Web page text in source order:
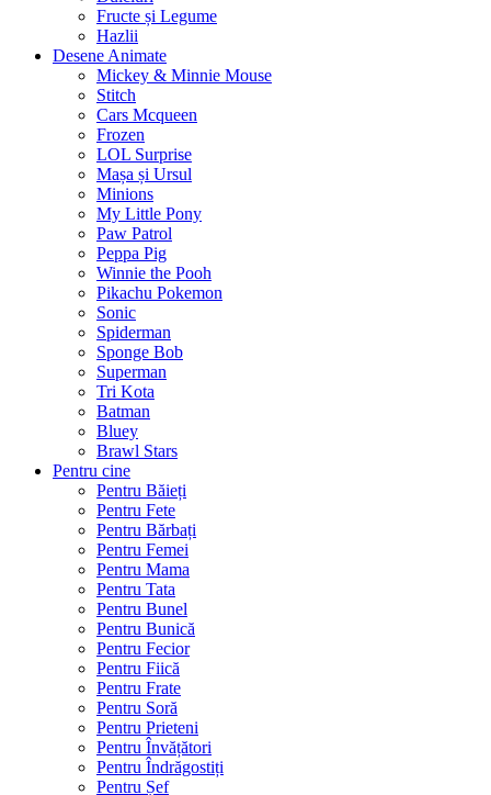
Fructe și Legume
Hazlii
Desene Animate
Mickey & Minnie Mouse
Stitch
Cars Mcqueen
Frozen
LOL Surprise
Mașa și Ursul
Minions
My Little Pony
Paw Patrol
Peppa Pig
Winnie the Pooh
Pikachu Pokemon
Sonic
Spiderman
Sponge Bob
Superman
Tri Kota
Batman
Bluey
Brawl Stars
Pentru cine
Pentru Băieți
Pentru Fete
Pentru Bărbați
Pentru Femei
Pentru Mama
Pentru Tata
Pentru Bunel
Pentru Bunică
Pentru Fecior
Pentru Fiică
Pentru Frate
Pentru Soră
Pentru Prieteni
Pentru Învățători
Pentru Îndrăgostiți
Pentru Șef